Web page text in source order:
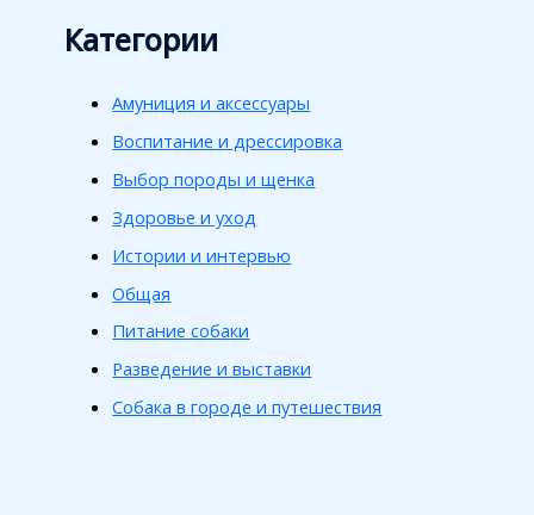
Категории
Амуниция и аксессуары
Воспитание и дрессировка
Выбор породы и щенка
Здоровье и уход
Истории и интервью
Общая
Питание собаки
Разведение и выставки
Собака в городе и путешествия